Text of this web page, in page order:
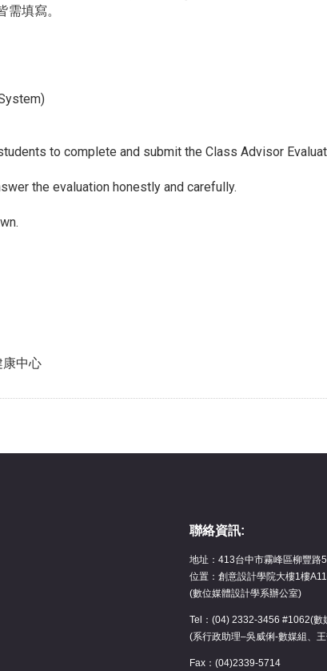
填寫。
to complete and submit the Class Advisor
the evaluation honestly and carefully.
康中心
聯絡資訊:
地址：413台中市霧峰區柳豐路
位置：創意設計學院大樓1樓
(數位媒體設計學系辦公室)
Tel：(04) 2332-3456 #1062(數
(系行政助理–吳威俐-數媒組、
Fax：(04)2339-5714